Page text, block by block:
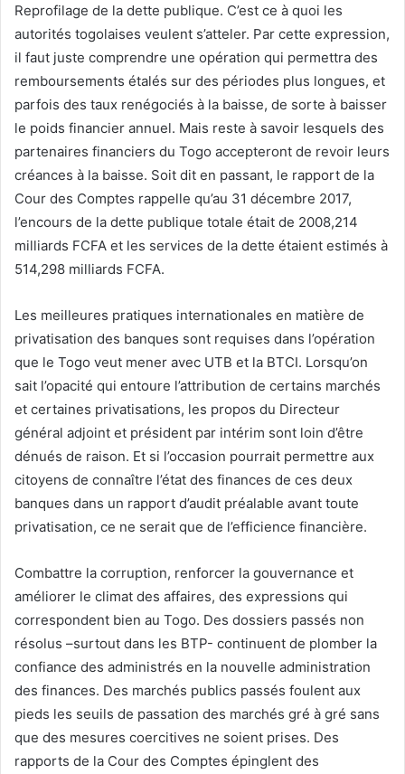
Reprofilage de la dette publique. C’est ce à quoi les
autorités togolaises veulent s’atteler. Par cette expression,
il faut juste comprendre une opération qui permettra des
remboursements étalés sur des périodes plus longues, et
parfois des taux renégociés à la baisse, de sorte à baisser
le poids financier annuel. Mais reste à savoir lesquels des
partenaires financiers du Togo accepteront de revoir leurs
créances à la baisse. Soit dit en passant, le rapport de la
Cour des Comptes rappelle qu’au 31 décembre 2017,
l’encours de la dette publique totale était de 2008,214
milliards FCFA et les services de la dette étaient estimés à
514,298 milliards FCFA.
Les meilleures pratiques internationales en matière de
privatisation des banques sont requises dans l’opération
que le Togo veut mener avec UTB et la BTCI. Lorsqu’on
sait l’opacité qui entoure l’attribution de certains marchés
et certaines privatisations, les propos du Directeur
général adjoint et président par intérim sont loin d’être
dénués de raison. Et si l’occasion pourrait permettre aux
citoyens de connaître l’état des finances de ces deux
banques dans un rapport d’audit préalable avant toute
privatisation, ce ne serait que de l’efficience financière.
Combattre la corruption, renforcer la gouvernance et
améliorer le climat des affaires, des expressions qui
correspondent bien au Togo. Des dossiers passés non
résolus –surtout dans les BTP- continuent de plomber la
confiance des administrés en la nouvelle administration
des finances. Des marchés publics passés foulent aux
pieds les seuils de passation des marchés gré à gré sans
que des mesures coercitives ne soient prises. Des
rapports de la Cour des Comptes épinglent des